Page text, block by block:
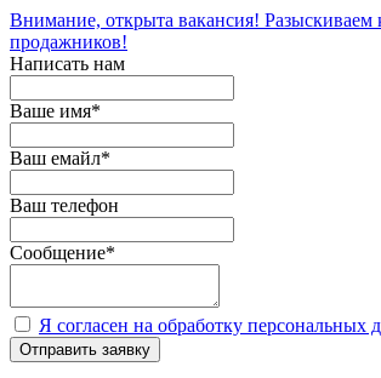
Внимание, открыта вакансия! Разыскиваем
продажников!
Написать нам
Ваше имя*
Ваш емайл*
Ваш телефон
Сообщение*
Я согласен на обработку персональных
Отправить заявку